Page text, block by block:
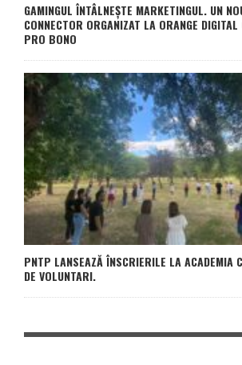
GAMINGUL ÎNTÂLNEȘTE MARKETINGUL. UN
CONNECTOR ORGANIZAT LA ORANGE
PRO BONO
PNTP LANSEAZĂ ÎNSCRIERILE LA ACADEMIA
DE VOLUNTARI.